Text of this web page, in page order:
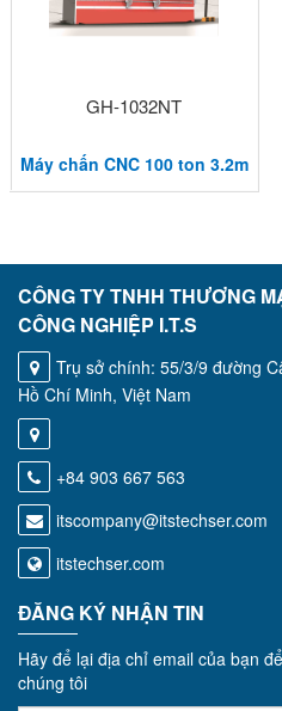
GH-1032NT
Máy chấn CNC 100 ton 3.2m
CÔNG TY TNHH THƯƠNG
CÔNG NGHIỆP I.T.S
Trụ sở chính: 55/3/9 đường
Hồ Chí Minh, Việt Nam
+84 903 667 563
itscompany@itstechser.com
itstechser.com
ĐĂNG KÝ NHẬN TIN
Hãy để lại địa chỉ email của bạn
chúng tôi